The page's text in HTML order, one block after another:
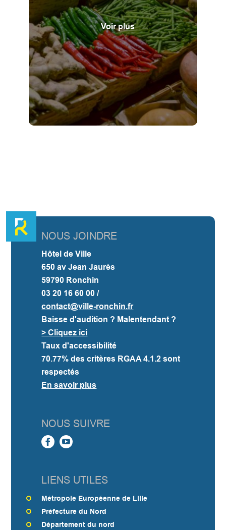
Voir plus
NOUS JOINDRE
Hôtel de Ville
650 av Jean Jaurès
59790 Ronchin
03 20 16 60 00 /
contact@ville-ronchin.fr
Baisse d'audition ? Malentendant ?
> Cliquez ici
Taux d'accessibilité
70.77% des critères RGAA 4.1.2 sont
respectés
En savoir plus
NOUS SUIVRE
LIENS UTILES
Métropole Européenne de Lille
Préfecture du Nord
Département du nord